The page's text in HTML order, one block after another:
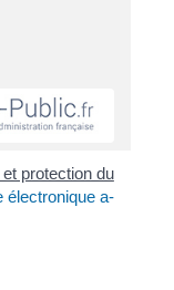
protection du
électronique a-